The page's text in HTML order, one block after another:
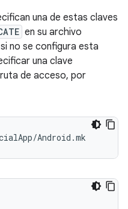
una de estas claves
en su archivo
no se configura esta
una clave
de acceso, por